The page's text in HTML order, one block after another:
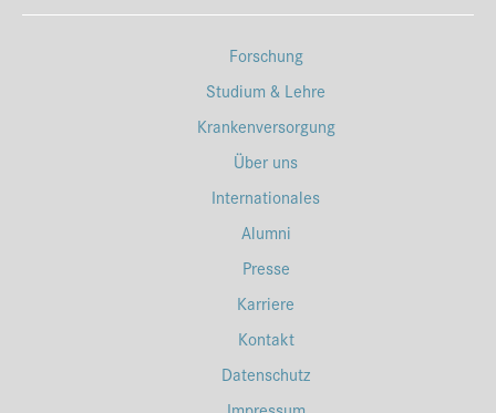
Forschung
Studium & Lehre
Krankenversorgung
Über uns
Internationales
Alumni
Presse
Karriere
Kontakt
Datenschutz